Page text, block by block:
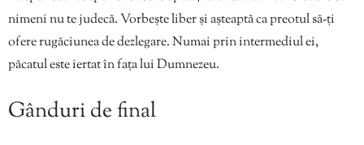
nimeni nu te judecă. Vorbește liber și așteaptă ca preotul să-ți
ofere rugăciunea de dezlegare. Numai prin intermediul ei,
păcatul este iertat în fața lui Dumnezeu.
Gânduri de final